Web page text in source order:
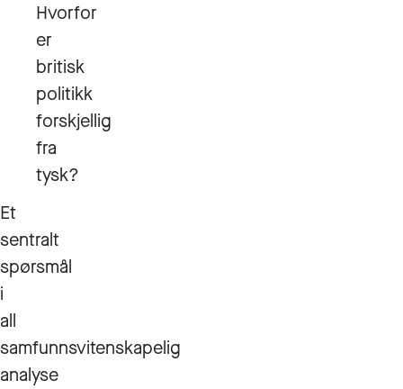
Hvorfor
er
britisk
politikk
forskjellig
fra
tysk?
Et
sentralt
spørsmål
i
all
samfunnsvitenskapelig
analyse